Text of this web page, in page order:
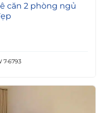
căn 2 phòng ngủ
7-6793